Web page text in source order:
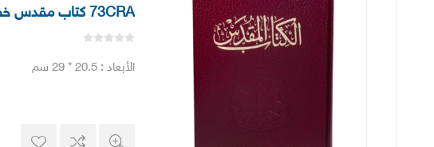
73CRA كتاب مقدس خط كبير بالشواهد
الأبعاد : 20.5 * 29 سم